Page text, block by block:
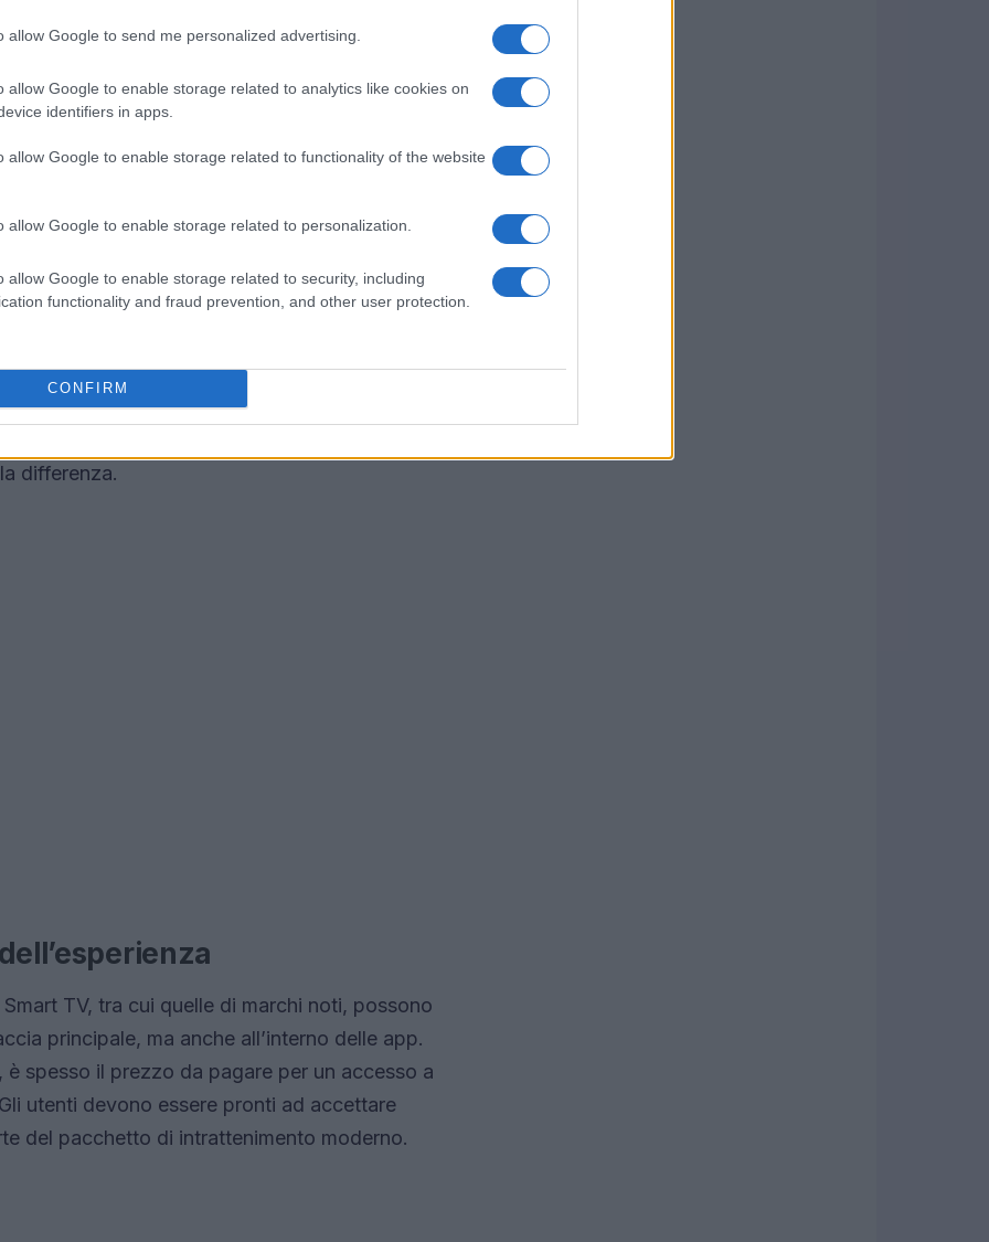
allow Google to send me personalized advertising.
allow Google to enable storage related to analytics like cookies on
identifiers in apps.
allow Google to enable storage related to functionality of the website
allow Google to enable storage related to personalization.
allow Google to enable storage related to security, including
functionality and fraud prevention, and other user protection.
CONFIRM
il modo di guardare la TV è la possibilità di
televisore. La duplicazione dello schermo,
video o persino giochi sul grande schermo.
questa funzione, sia il TV che il dispositivo
alla stessa rete Wi-Fi. Una comodità che,
un nuovo livello di interazione e condivisione.
soundbar
Le soundbar, come quelle della Serie B di
richiesto per migliorare l’esperienza sonora.
possono trasformare un semplice film in
qualità audio avvolgente che offrono. Con
musicale e ogni dialogo suonano molto più
differenza.
TV, tra cui quelle di marchi noti, possono
principale, ma anche all’interno delle app.
è spesso il prezzo da pagare per un accesso a
utenti devono essere pronti ad accettare
del pacchetto di intrattenimento moderno.